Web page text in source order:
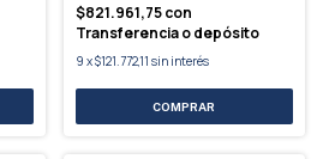
$821.961,75con
Transferencia o depósito
9 x$121.772,11 sin interés